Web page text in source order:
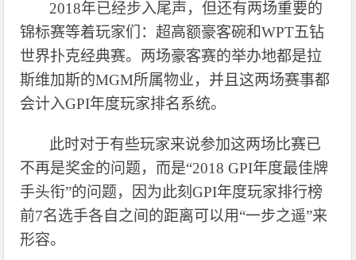
2018年已经步入尾声，但还有两场重要的
锦标赛等着玩家们：超高额豪客碗和WPT五钻
世界扑克经典赛。两场豪客赛的举办地都是拉
斯维加斯的MGM所属物业，并且这两场赛事都
会计入GPI年度玩家排名系统。
此时对于有些玩家来说参加这两场比赛已
不再是奖金的问题，而是“2018 GPI年度最佳牌
手头衔”的问题，因为此刻GPI年度玩家排行榜
前7名选手各自之间的距离可以用“一步之遥”来
形容。